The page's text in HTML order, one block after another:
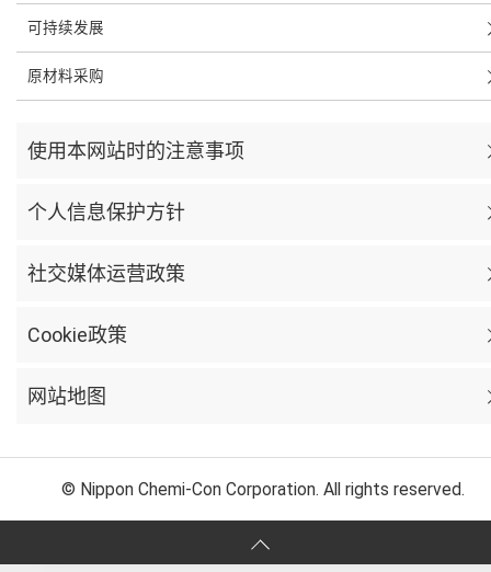
可持续发展
原材料采购
使用本网站时的注意事项
个人信息保护方针
社交媒体运营政策
Cookie政策
网站地图
© Nippon Chemi-Con Corporation. All rights reserved.